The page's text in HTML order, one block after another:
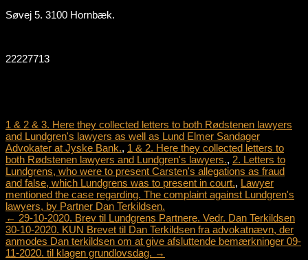
Søvej 5. 3100 Hornbæk.
22227713
1 & 2 & 3. Here they collected letters to both Rødstenen lawyers
and Lundgren's lawyers as well as Lund Elmer Sandager
Advokater at Jyske Bank., 1 & 2. Here they collected letters to
both Rødstenen lawyers and Lundgren's lawyers., 2. Letters to
Lundgrens, who were to present Carsten's allegations as fraud
and false, which Lundgrens was to present in court., Lawyer
mentioned the case regarding. The complaint against Lundgren's
lawyers, by Partner Dan Terkildsen.
Post
navigation
← 29-10-2020. Brev til Lundgrens Partnere. Vedr. Dan Terkildsen
30-10-2020. KUN Brevet til Dan Terkildsen fra advokatnævn, der
anmodes Dan terkildsen om at give afsluttende bemærkninger 09-
11-2020. til klagen grundlovsdag. →